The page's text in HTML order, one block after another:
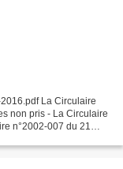
non pris - La Circulaire
n°2002-007 du 21